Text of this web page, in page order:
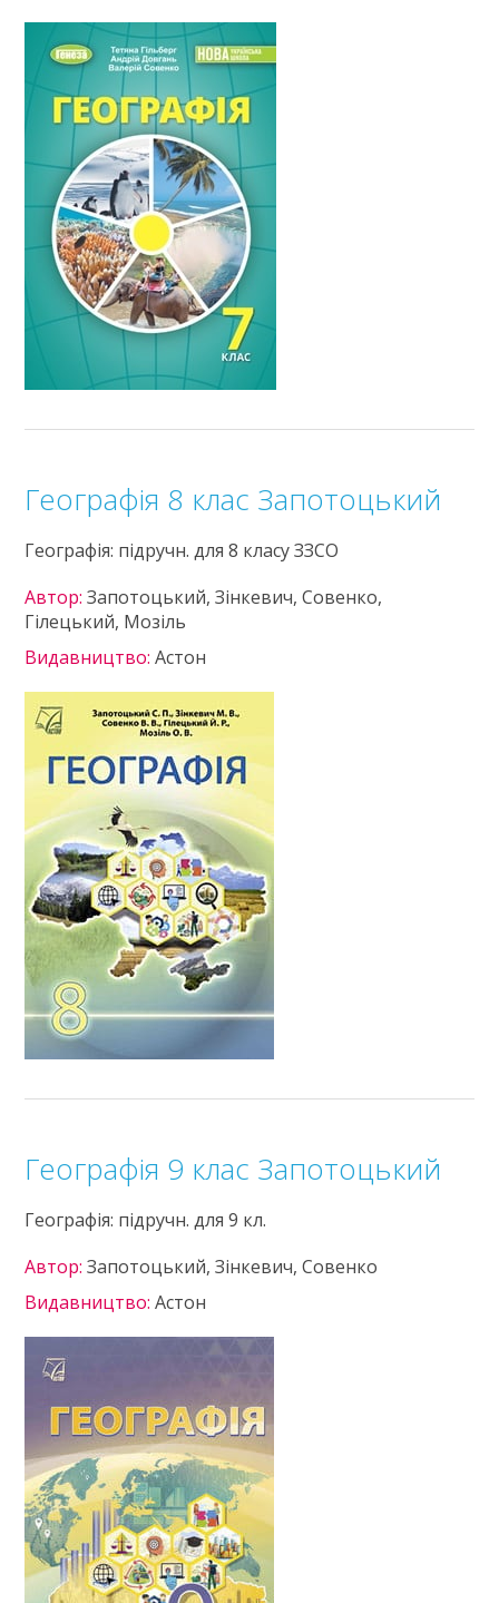
Географія 8 клас Запотоцький
Географія: підручн. для 8 класу ЗЗСО
Автор:Запотоцький, Зінкевич, Совенко,
Гілецький, Мозіль
Видавництво:Астон
Географія 9 клас Запотоцький
Географія: підручн. для 9 кл.
Автор:Запотоцький, Зінкевич, Совенко
Видавництво:Астон